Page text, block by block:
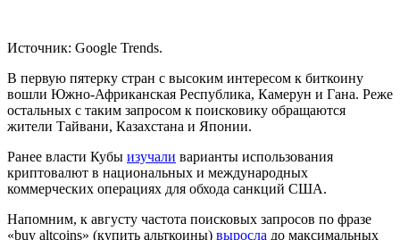
Источник: Google Trends.
В первую пятерку стран с высоким интересом к биткоину
вошли Южно-Африканская Республика, Камерун и Гана. Реже
остальных с таким запросом к поисковику обращаются
жители Тайвани, Казахстана и Японии.
Ранее власти Кубы изучали варианты использования
криптовалют в национальных и международных
коммерческих операциях для обхода санкций США.
Напомним, к августу частота поисковых запросов по фразе
«buy altcoins» (купить альткоины) выросла до максимальных